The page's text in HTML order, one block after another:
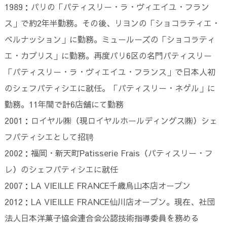
1989：パリの「パティスリー・ラ・ヴィエイユ・フラン
ス」で約2年半勤務。その後、リヨンの「ショコラティエ・
ベルナッション」に勤務。ミュールーズの「ショコラティ
エ・カプリス」に勤務。再度パリ6区の名門パティスリー
「パティスリー・ラ・ヴィエイユ・フランス」で日本人初
のシェフパティシエに就任。「パティスリー・ネゲル」に
勤務。11年間で計6店舗にて勤務
2001：ロイヤル㈱（現ロイヤルホールディングス㈱）シェ
フパティシエとして招聘
2002：福岡・新天町Patisserie Frais（パティスリー・フ
レ）のシェフパティシエに就任
2007：LA VIEILLE FRANCE千歳烏山本店オープン
2012：LA VIEILLE FRANCE仙川店オープン。現在、社団
法人日本洋菓子協会連合会公認技術指導委員を務める